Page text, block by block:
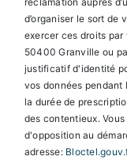
d’organiser le sort de
exercer ces droits par
50400 Granville ou
justificatif d'identité
vos données pendant
la durée de
des contentieux.
d'opposition au
adresse: